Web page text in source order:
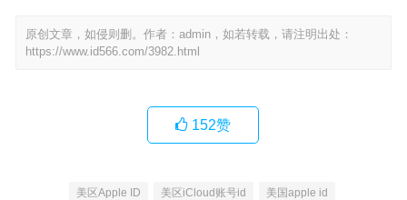
原创文章，如侵则删。作者：admin，如若转载，请注明出处：
https://www.id566.com/3982.html
152赞
美区Apple ID 美区iCloud账号id 美国apple id